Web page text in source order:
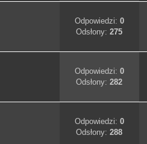
Odpowiedzi: 0
Odsłony:275
Odpowiedzi: 0
Odsłony:282
Odpowiedzi: 0
Odsłony:288